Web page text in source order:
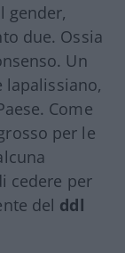
gender,
due. Ossia
Un
lapalissiano,
Come
per le
cedere per
del ddl